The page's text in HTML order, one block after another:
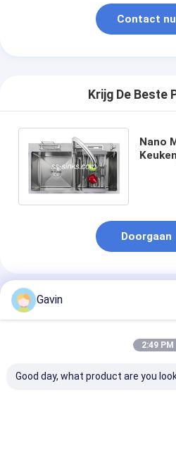
Contact nu
Krijg De Beste
Nano
Doorgaan
Geadviseerde Producten
Gavin
2:49 PM
Good day, what product are you